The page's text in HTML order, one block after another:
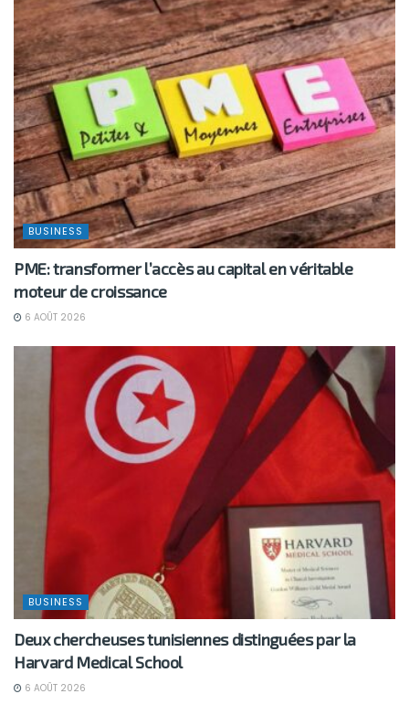
BUSINESS
PME: transformer l’accès au capital en véritable
moteur de croissance
6 AOÛT 2026
BUSINESS
Deux chercheuses tunisiennes distinguées par la
Harvard Medical School
6 AOÛT 2026